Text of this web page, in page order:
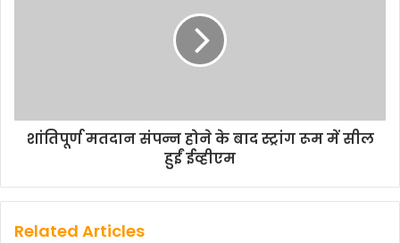
शांतिपूर्ण मतदान संपन्न होने के बाद स्ट्रांग रूम में सील
हुईं ईव्हीएम
Related Articles